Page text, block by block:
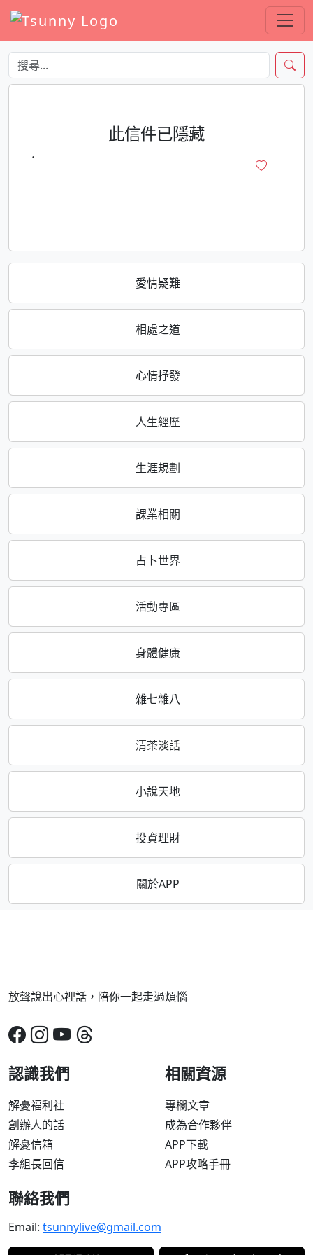
愛情疑難
相處之道
心情抒發
人生經歷
生涯規劃
課業相關
占卜世界
活動專區
身體健康
雜七雜八
清茶淡話
小說天地
投資理財
關於APP
此信件已隱藏
·
放聲說出心裡話，陪你一起走過煩惱
認識我們
解憂福利社
創辦人的話
解憂信箱
李組長回信
相關資源
專欄文章
成為合作夥伴
APP下載
APP攻略手冊
聯絡我們
Email: tsunnylive@gmail.com